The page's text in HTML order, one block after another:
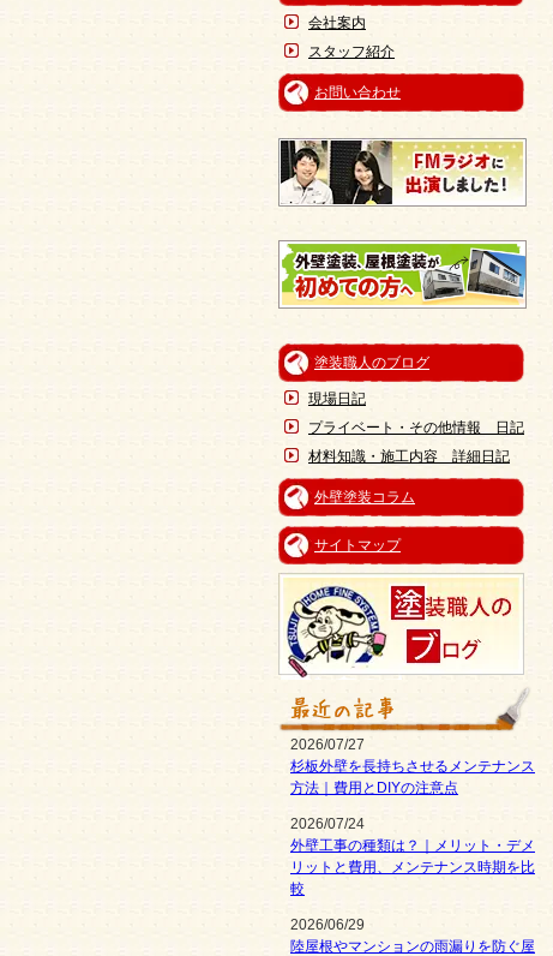
会社案内
スタッフ紹介
お問い合わせ
塗装職人のブログ
現場日記
プライベート・その他情報 日記
材料知識・施工内容 詳細日記
外壁塗装コラム
サイトマップ
2026/07/27
杉板外壁を長持ちさせるメンテナンス
方法｜費用とDIYの注意点
2026/07/24
外壁工事の種類は？｜メリット・デメ
リットと費用、メンテナンス時期を比
較
2026/06/29
陸屋根やマンションの雨漏りを防ぐ屋